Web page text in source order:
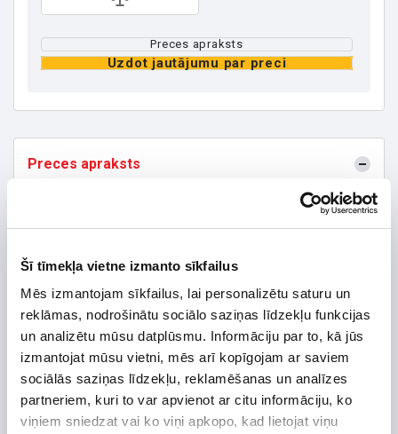
Šī tīmekļa vietne izmanto sīkfailus
Mēs izmantojam sīkfailus, lai personalizētu saturu un
reklāmas, nodrošinātu sociālo saziņas līdzekļu funkcijas
un analizētu mūsu datplūsmu. Informāciju par to, kā jūs
izmantojat mūsu vietni, mēs arī kopīgojam ar saviem
sociālās saziņas līdzekļu, reklamēšanas un analīzes
partneriem, kuri to var apvienot ar citu informāciju, ko
viņiem sniedzat vai ko viņi apkopo, kad lietojat viņu
Preces apraksts
Uzdot jautājumu par preci
Preces apraksts
Augstums, mm
629
Efektivitāte
Elektr. jauda, līdz
30
Tips
Trīsfāžu invertori
Garantijas termiņš, mēn.
Tehniskie raksturlielumi: